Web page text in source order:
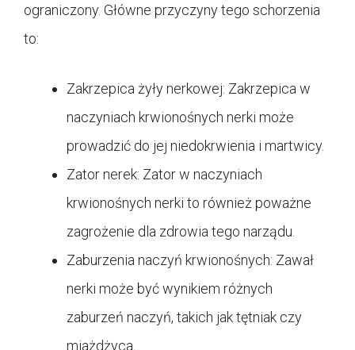
ograniczony. Główne przyczyny tego schorzenia
to:
Zakrzepica żyły nerkowej: Zakrzepica w
naczyniach krwionośnych nerki może
prowadzić do jej niedokrwienia i martwicy.
Zator nerek: Zator w naczyniach
krwionośnych nerki to również poważne
zagrożenie dla zdrowia tego narządu.
Zaburzenia naczyń krwionośnych: Zawał
nerki może być wynikiem różnych
zaburzeń naczyń, takich jak tętniak czy
miażdżyca.